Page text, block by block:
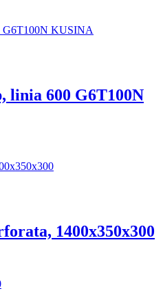
linia 600 G6T100N
1400x350x300